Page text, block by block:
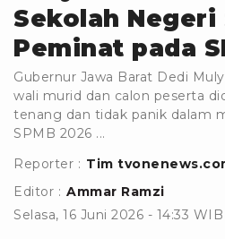
Sekolah Negeri
Peminat pada
Gubernur Jawa Barat Dedi
wali murid dan calon peserta
tenang dan tidak panik dalam
SPMB 2026 ...
Reporter : Tim
Editor : Ammar Ramzi
Selasa, 16 Juni 2026 - 14:33 WIB